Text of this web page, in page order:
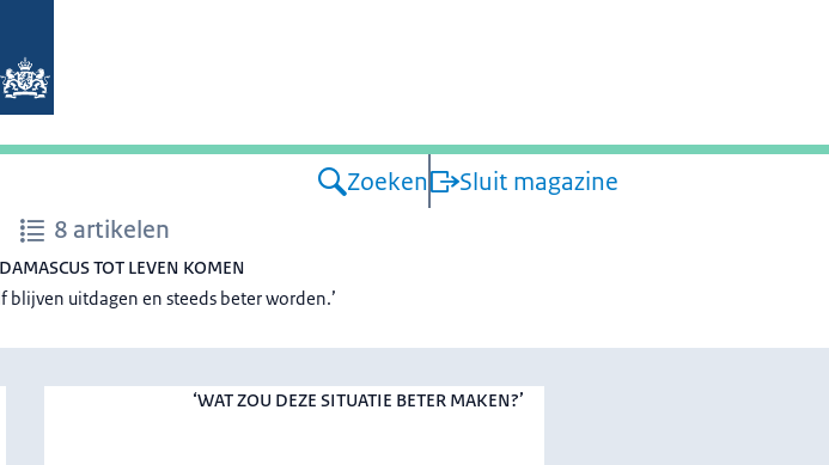
Zoeken Sluit magazine
8 artikelen
TOT LEVEN KOMEN
blijven uitdagen en steeds beter worden.’
‘WAT ZOU DEZE SITUATIE BETER MAKEN?’